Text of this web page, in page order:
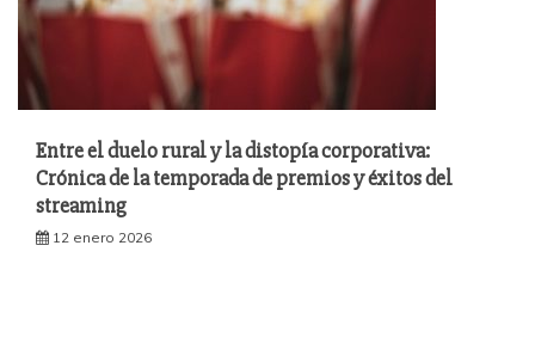
Entre el duelo rural y la distopía corporativa:
Crónica de la temporada de premios y éxitos del
streaming
12 enero 2026